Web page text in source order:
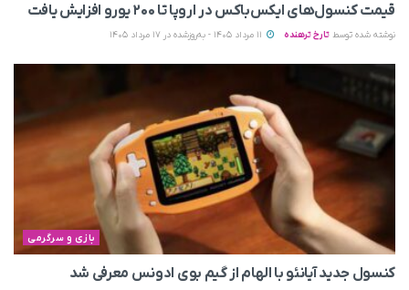
قیمت کنسول‌های ایکس‌باکس در اروپا تا ۲۰۰ یورو افزایش یافت
نوشته شده توسط تارخ ترهنده
بازی و سرگرمی
کنسول جدید آیانئو با الهام از گیم بوی ادونس معرفی شد